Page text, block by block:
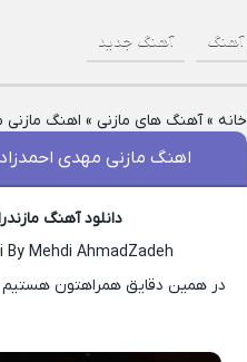
آهنگ جدید
خانه »آهنگ های مازنی » اهنگ
اهنگ مازنی مهدی
دانلود آهنگ
Mehdi AhmadZadeh
در همین دقایق همراهتون هستیم